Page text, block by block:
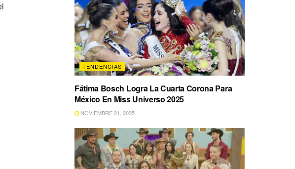
TENDENCIAS
Fátima Bosch Logra La Cuarta Corona Para
México En Miss Universo 2025
NOVIEMBRE 21, 2025